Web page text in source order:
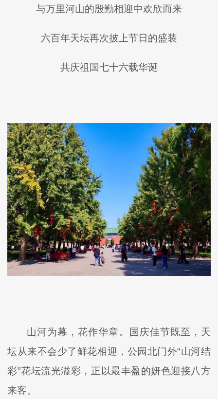
与万里河山的殷勤相迎中欢欣而来
六百年天坛再次披上节日的盛装
共庆祖国七十六载华诞
山河为幕，花作华章。国庆佳节既至，天
坛从来不会少了鲜花相迎，公园北门外“山河结
彩”花坛流光溢彩，正以最丰盈的妍色迎接八方
来客。